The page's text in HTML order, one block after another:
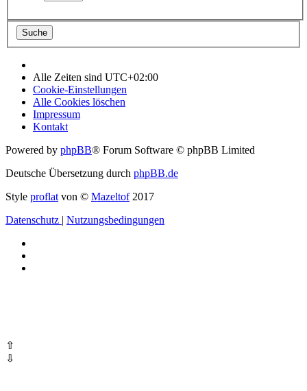
Alle Zeiten sind UTC+02:00
Cookie-Einstellungen
Alle Cookies löschen
Impressum
Kontakt
Powered by phpBB® Forum Software © phpBB Limited
Deutsche Übersetzung durch phpBB.de
Style proflat von © Mazeltof2017
Datenschutz | Nutzungsbedingungen
⇧
⇩